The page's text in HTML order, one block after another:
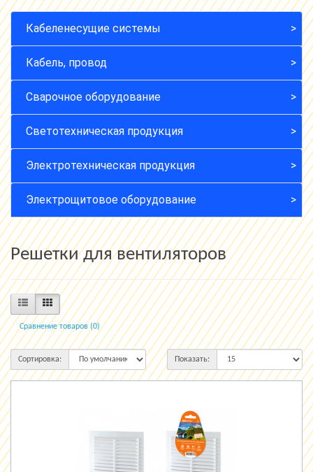
Кабеленесущие системы
Кабель, провод
Сварочное оборудование
Светотехническая продукция
Электротехническая продукция
Электрощитовое оборудование
Решетки для вентиляторов
Сравнение товаров (0)
Сортировка: Показать: